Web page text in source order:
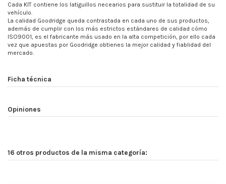
Cada KIT contiene los latiguillos necearios para sustituir la totalidad de su
vehículo.
La calidad Goodridge queda contrastada en cada uno de sus productos,
además de cumplir con los más estrictos estándares de calidad cómo
ISO9001, es el fabricante más usado en la alta competición, por ello cada
vez que apuestas por Goodridge obtienes la mejor calidad y fiablidad del
mercado.
Ficha técnica
Opiniones
16 otros productos de la misma categoría: